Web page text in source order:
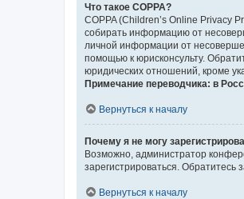
Что такое COPPA?
COPPA (Children’s Online Privacy
собирать информацию от
личной информации от
помощью к юрисконсульту.
юридических отношений, кроме
Примечание переводчика: в
Вернуться к началу
Почему я не могу
Возможно, администратор
зарегистрироваться.
Вернуться к началу